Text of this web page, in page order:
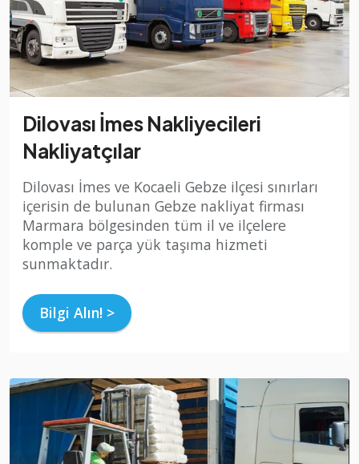
Dilovası İmes Nakliyecileri
Nakliyatçılar
Dilovası İmes ve Kocaeli Gebze ilçesi sınırları
içerisin de bulunan Gebze nakliyat firması
Marmara bölgesinden tüm il ve ilçelere
komple ve parça yük taşıma hizmeti
sunmaktadır.
Bilgi Alın! >